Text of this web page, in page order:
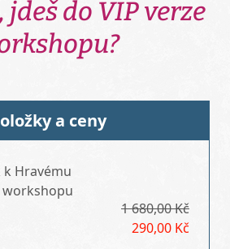
jdeš do VIP verze
a ceny
k Hravému
1 680,00 Kč
290,00 Kč